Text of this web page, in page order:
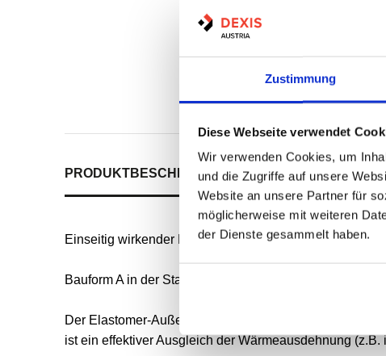
Zustimmung
Diese Webseite verwendet
Wir verwenden Cookies, um
und die Zugriffe auf unsere
Website an unsere Partner für
möglicherweise mit weiteren
der Dienste gesammelt haben.
Nicht auf
Print
PRODUKTBESCHREIBUNGALLE
Einseitig wirkender Radial-Wellendichtring für
Bauform A in der Standardausführung nach DIN 3760
Der Elastomer-Außenmantel ermöglicht eine gute
ist ein effektiver Ausgleich der Wärmeausdehnung